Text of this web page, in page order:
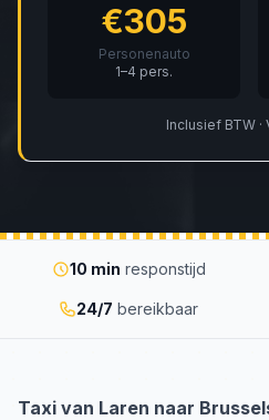
€305
Personenauto
1–4 pers.
Inclusief BTW ·
10 min responstijd
24/7 bereikbaar
Taxi van Laren naar